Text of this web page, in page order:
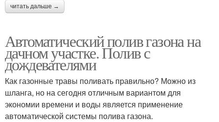
читать дальше →
Автоматический полив газона на
дачном участке. Полив с
дождевателями
Как газонные травы поливать правильно? Можно из
шланга, но на сегодня отличным вариантом для
экономии времени и воды является применение
автоматической системы полива газона.